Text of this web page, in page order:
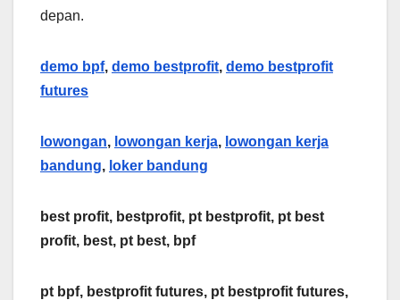
depan.
demo bpf, demo bestprofit, demo bestprofit
futures
lowongan, lowongan kerja, lowongan kerja
bandung, loker bandung
best profit, bestprofit, pt bestprofit, pt best
profit, best, pt best, bpf
pt bpf, bestprofit futures, pt bestprofit futures,